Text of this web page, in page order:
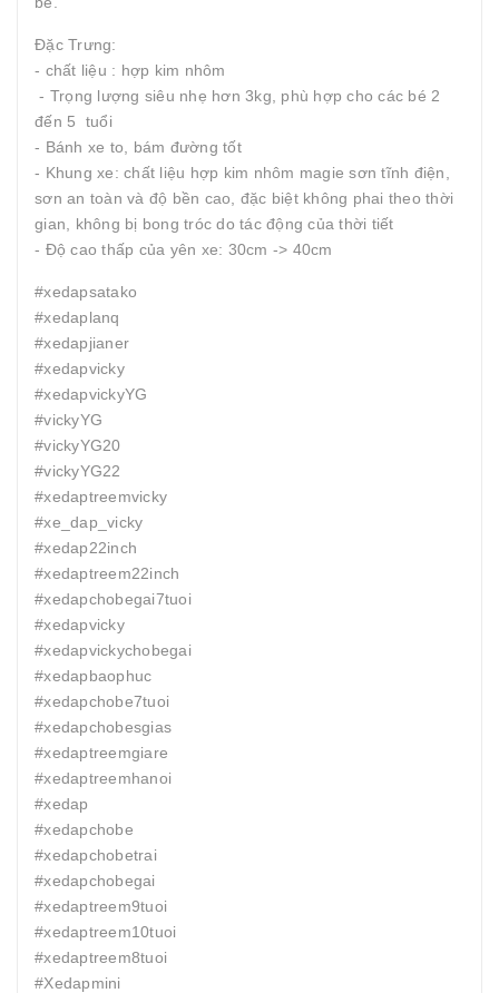
Đặc Trưng:
- chất liệu : hợp kim nhôm
- Trọng lượng siêu nhẹ hơn 3kg, phù hợp cho các bé 2
đến 5 tuổi
- Bánh xe to, bám đường tốt
- Khung xe: chất liệu hợp kim nhôm magie sơn tĩnh điện,
sơn an toàn và độ bền cao, đặc biệt không phai theo thời
gian, không bị bong tróc do tác động của thời tiết
- Độ cao thấp của yên xe: 30cm -> 40cm
#xedapsatako
#xedaplanq
#xedapjianer
#xedapvicky
#xedapvickyYG
#vickyYG
#vickyYG20
#vickyYG22
#xedaptreemvicky
#xe_dap_vicky
#xedap22inch
#xedaptreem22inch
#xedapchobegai7tuoi
#xedapvicky
#xedapvickychobegai
#xedapbaophuc
#xedapchobe7tuoi
#xedapchobesgias
#xedaptreemgiare
#xedaptreemhanoi
#xedap
#xedapchobe
#xedapchobetrai
#xedapchobegai
#xedaptreem9tuoi
#xedaptreem10tuoi
#xedaptreem8tuoi
#Xedapmini